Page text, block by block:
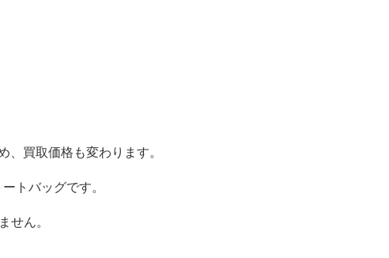
買取価格も変わります。
トバッグです。
せん。